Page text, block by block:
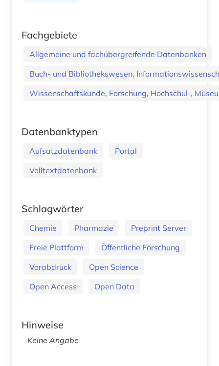
Fachgebiete
Allgemeine und fachübergreifende Datenbanken
Buch- und Bibliothekswesen,
Wissenschaftskunde, Forschung, Hochschul-,
Datenbanktypen
Aufsatzdatenbank
Portal
Volltextdatenbank
Schlagwörter
Chemie Pharmazie
Preprint Server
Freie Plattform
Öffentliche Forschung
Vorabdruck
Open Science
Open Access
Open Data
Hinweise
Keine Angabe